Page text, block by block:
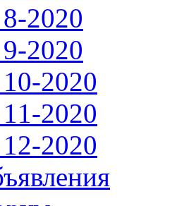
2020
2020
2020
2020
2020